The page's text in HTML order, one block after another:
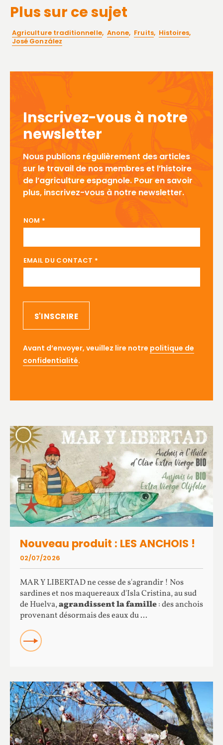
Plus sur ce sujet
Agriculture traditionnelle, Anone, Fruits, Histoires,
José González
Inscrivez-vous à notre
newsletter
Nous publions régulièrement des articles
sur le travail de nos membres et l’histoire
de l’agriculture espagnole. Pour en savoir
plus, inscrivez-vous à notre newsletter.
NOM *
EMAIL DU CONTACT *
S'INSCRIRE
Avant d’envoyer, veuillez lire notre politique de
confidentialité.
Nouveau produit : LES ANCHOIS !
MAR Y LIBERTAD ne cesse de s'agrandir ! Nos
sardines et nos maquereaux d'Isla Cristina, au sud
de Huelva,agrandissent la famille: des anchois
provenant désormais des eaux du ...
READ
02/07/2026